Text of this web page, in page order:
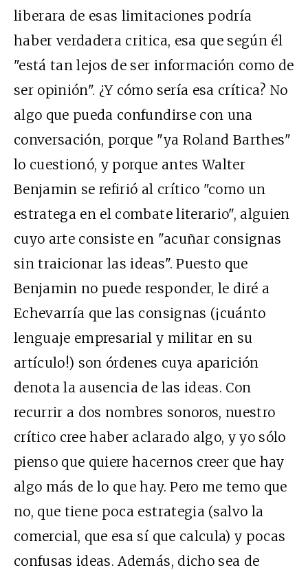
liberara de esas limitaciones podría
haber verdadera critica, esa que según él
"está tan lejos de ser información como de
ser opinión". ¿Y cómo sería esa crítica? No
algo que pueda confundirse con una
conversación, porque "ya Roland Barthes"
lo cuestionó, y porque antes Walter
Benjamin se refirió al crítico "como un
estratega en el combate literario", alguien
cuyo arte consiste en "acuñar consignas
sin traicionar las ideas". Puesto que
Benjamin no puede responder, le diré a
Echevarría que las consignas (¡cuánto
lenguaje empresarial y militar en su
artículo!) son órdenes cuya aparición
denota la ausencia de las ideas. Con
recurrir a dos nombres sonoros, nuestro
crítico cree haber aclarado algo, y yo sólo
pienso que quiere hacernos creer que hay
algo más de lo que hay. Pero me temo que
no, que tiene poca estrategia (salvo la
comercial, que esa sí que calcula) y pocas
confusas ideas. Además, dicho sea de